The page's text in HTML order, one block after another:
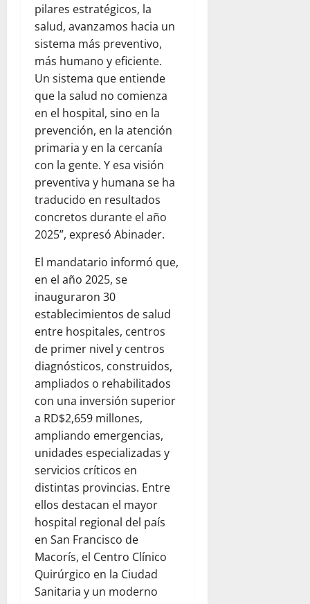
pilares estratégicos, la
salud, avanzamos hacia un
sistema más preventivo,
más humano y eficiente.
Un sistema que entiende
que la salud no comienza
en el hospital, sino en la
prevención, en la atención
primaria y en la cercanía
con la gente. Y esa visión
preventiva y humana se ha
traducido en resultados
concretos durante el año
2025”, expresó Abinader.
El mandatario informó que,
en el año 2025, se
inauguraron 30
establecimientos de salud
entre hospitales, centros
de primer nivel y centros
diagnósticos, construidos,
ampliados o rehabilitados
con una inversión superior
a RD$2,659 millones,
ampliando emergencias,
unidades especializadas y
servicios críticos en
distintas provincias. Entre
ellos destacan el mayor
hospital regional del país
en San Francisco de
Macorís, el Centro Clínico
Quirúrgico en la Ciudad
Sanitaria y un moderno